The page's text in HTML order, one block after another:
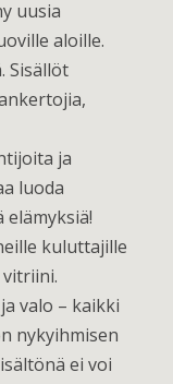
uusia
aloille.
Sisällöt
ja
luoda
kuluttajille
valo – kaikki
nykyihmisen
ei voi